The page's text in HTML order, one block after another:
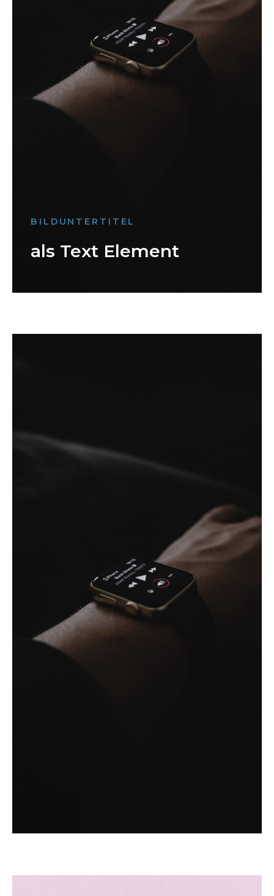
BILDUNTERTITEL
als Text Element